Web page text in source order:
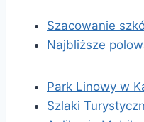
Szacowanie
Najbliższe
Park Linowy w
Szlaki